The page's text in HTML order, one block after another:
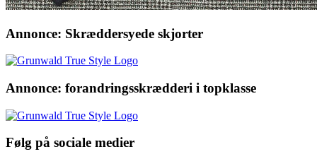
Annonce: Skræddersyede skjorter
Annonce: forandringsskrædderi i topklasse
Følg på sociale medier